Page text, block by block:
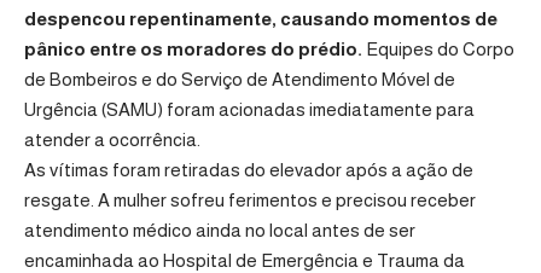
despencou repentinamente, causando momentos de
pânico entre os moradores do prédio. Equipes do Corpo
de Bombeiros e do Serviço de Atendimento Móvel de
Urgência (SAMU) foram acionadas imediatamente para
atender a ocorrência.
As vítimas foram retiradas do elevador após a ação de
resgate. A mulher sofreu ferimentos e precisou receber
atendimento médico ainda no local antes de ser
encaminhada ao Hospital de Emergência e Trauma da